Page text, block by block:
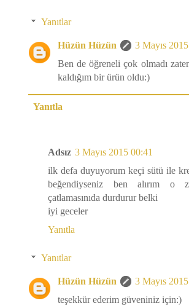
Yanıtlar
Hüzün Hüzün
3 Mayıs
Ben de öğreneli çok olmadı
kaldığım bir ürün oldu:)
Yanıtla
Adsız 3 Mayıs 2015 00:41
ilk defa duyuyorum keçi sütü ile
beğendiyseniz ben alırım o
çatlamasınıda durdurur belki
iyi geceler
Yanıtla
Yanıtlar
Hüzün Hüzün
3 Mayıs
teşekkür ederim güveniniz için:)